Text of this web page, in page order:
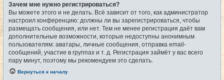
Зачем мне нужно регистрироваться?
Вы можете этого и не делать. Всё зависит от того, как администратор
настроил конференцию: должны ли вы зарегистрироваться, чтобы
размещать сообщения, или нет. Тем не менее регистрация даёт вам
дополнительные возможности, которые недоступны анонимным
пользователям: аватары, личные сообщения, отправка email-
сообщений, участие в группах и т. д. Регистрация займёт у вас всего
пару минут, поэтому мы рекомендуем это сделать.
Вернуться к началу